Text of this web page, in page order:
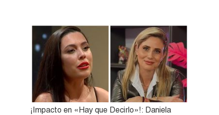
¡Impacto en «Hay que Decirlo»!: Daniela